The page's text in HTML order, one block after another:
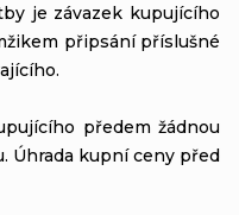
je závazek kupujícího
připsání příslušné
předem žádnou
Úhrada kupní ceny před